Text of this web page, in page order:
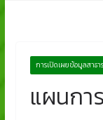
การเปิดเผยข้อมูลสาธา
แผนกา